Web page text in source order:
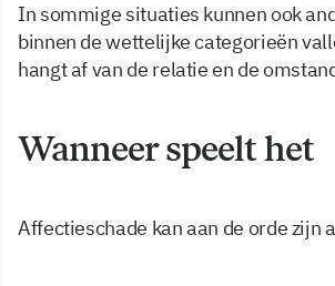
In sommige situaties kunnen ook
binnen de wettelijke categorieën
hangt af van de relatie en de
Wanneer speelt het
Affectieschade kan aan de orde zijn